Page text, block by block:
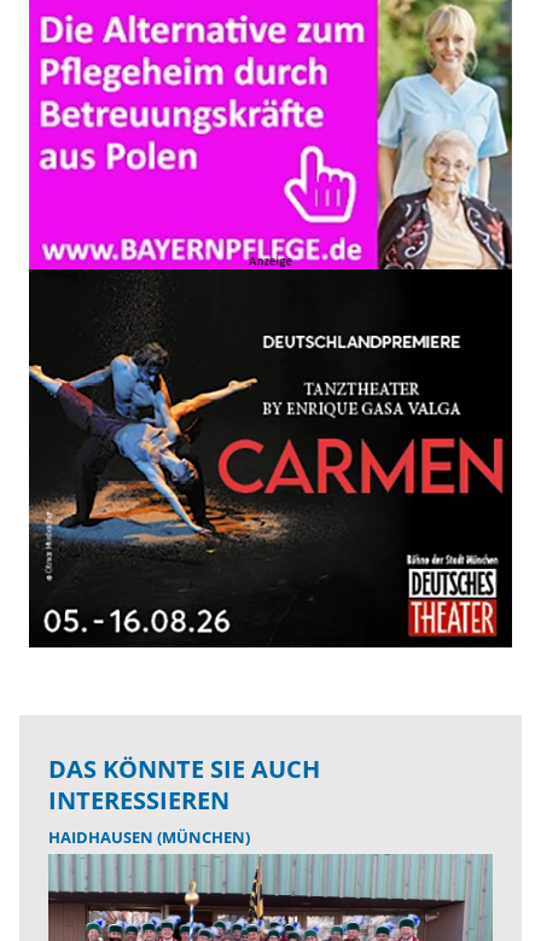
DAS KÖNNTE SIE AUCH
INTERESSIEREN
HAIDHAUSEN (MÜNCHEN)